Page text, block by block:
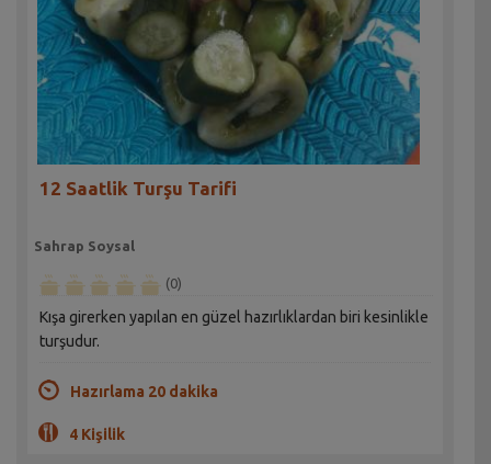
12 Saatlik Turşu Tarifi
Sahrap Soysal
(0)
Kışa girerken yapılan en güzel hazırlıklardan biri kesinlikle
turşudur.
Hazırlama 20 dakika
4 Kişilik